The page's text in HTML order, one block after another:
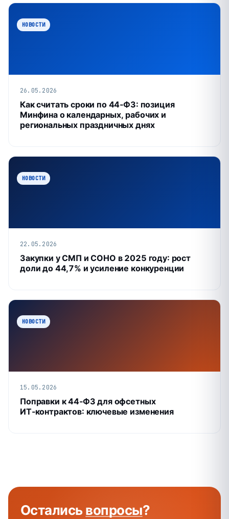
НОВОСТИ
26.05.2026
Как считать сроки по 44‑ФЗ: позиция
Минфина о календарных, рабочих и
региональных праздничных днях
НОВОСТИ
22.05.2026
Закупки у СМП и СОНО в 2025 году: рост
доли до 44,7% и усиление конкуренции
НОВОСТИ
15.05.2026
Поправки к 44‑ФЗ для офсетных
ИТ‑контрактов: ключевые изменения
Осталисьвопросы?